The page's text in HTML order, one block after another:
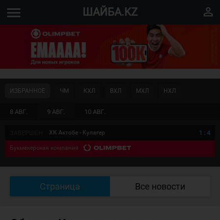
menu ШАЙБА.KZ perm_identity
8 АВГ. 9 АВГ. 10 АВГ.
ИЗБРАННОЕ ЧМ КХЛ ВХЛ МХЛ НХЛ
ХК Актобе - Кулагер 1 : 4
Букмекерская компания
Страница Все новости